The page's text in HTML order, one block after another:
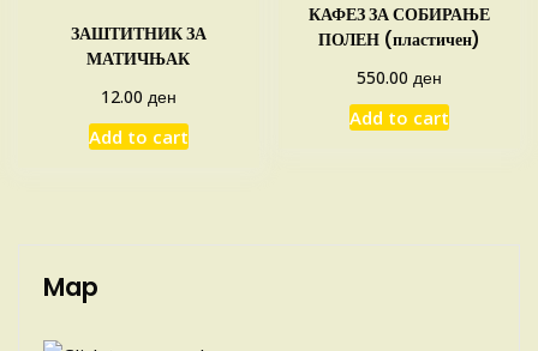
ЗАШТИТНИК ЗА
МАТИЧЊАК
12.00 ден
Add to cart
КАФЕЗ ЗА СОБИРАЊЕ
ПОЛЕН (пластичен)
550.00 ден
Add to cart
Map